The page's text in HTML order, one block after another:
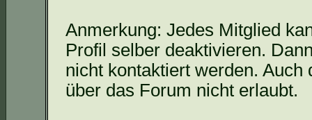
Anmerkung: Jedes Mitglied
Profil selber deaktivieren.
nicht kontaktiert werden.
über das Forum nicht erlaubt.